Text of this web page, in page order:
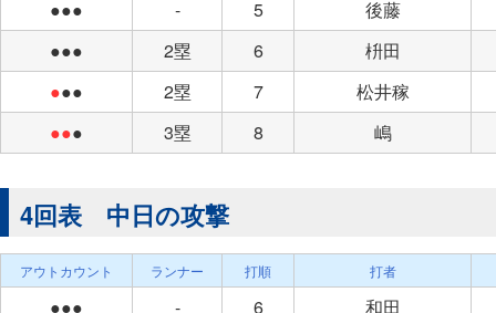
●●● - 5
後藤
●●●
2塁 6
枡田
●●● 2塁 7
松井稼
●●● 3塁 8 嶋
4回表 中日の攻撃
アウトカウント ランナー 打順 打者
●●● - 6
和田